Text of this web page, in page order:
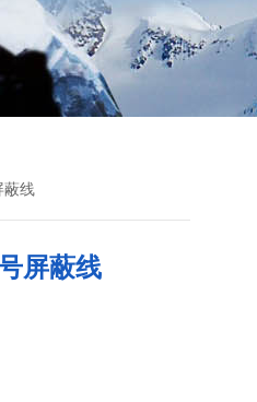
蔽线
屏蔽线